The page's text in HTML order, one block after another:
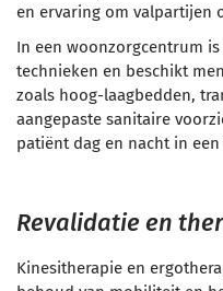
en ervaring om valpartijen
In een woonzorgcentrum
technieken en beschikt
zoals hoog-laagbedden,
aangepaste sanitaire
patiënt dag en nacht in
Revalidatie en
Kinesitherapie en